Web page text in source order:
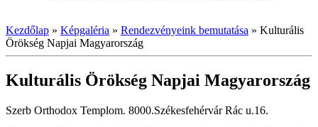
Kezdőlap » Képgaléria » Rendezvényeink bemutatása » Kulturális
Örökség Napjai Magyarország
Kulturális Örökség Napjai Magyarország
Szerb Orthodox Templom. 8000.Székesfehérvár Rác u.16.